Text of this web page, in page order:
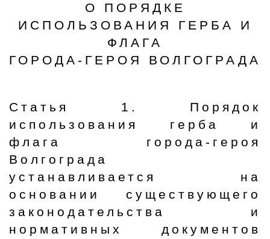
О ПОРЯДКЕ
ИСПОЛЬЗОВАНИЯ ГЕРБА И
ФЛАГА
ГОРОДА-ГЕРОЯ ВОЛГОГРАДА
Статья 1. Порядок
использования герба и
флага города-героя
Волгограда
устанавливается на
основании существующего
законодательства и
нормативных документов